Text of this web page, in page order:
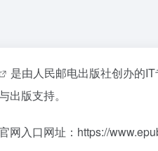
是由人民邮电出版社创办的
出版支持。
网入口网址：https://